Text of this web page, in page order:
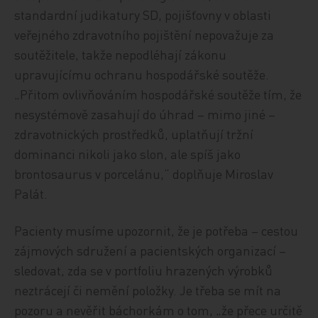
standardní judikatury SD, pojišťovny v oblasti
veřejného zdravotního pojištění nepovažuje za
soutěžitele, takže nepodléhají zákonu
upravujícímu ochranu hospodářské soutěže.
„Přitom ovlivňováním hospodářské soutěže tím, že
nesystémově zasahují do úhrad – mimo jiné –
zdravotnických prostředků, uplatňují tržní
dominanci nikoli jako slon, ale spíš jako
brontosaurus v porcelánu,“ doplňuje Miroslav
Palát.
Pacienty musíme upozornit, že je potřeba – cestou
zájmových sdružení a pacientských organizací –
sledovat, zda se v portfoliu hrazených výrobků
neztrácejí či nemění položky. Je třeba se mít na
pozoru a nevěřit báchorkám o tom, „že přece určitě